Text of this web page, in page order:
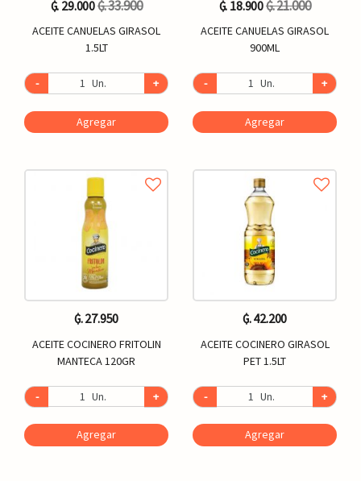
₲. 29.000₲. 33.900
ACEITE CANUELAS GIRASOL
1.5LT
- Un. +
Agregar
₲. 18.900₲. 21.000
ACEITE CANUELAS GIRASOL
900ML
- Un. +
Agregar
₲. 27.950
ACEITE COCINERO FRITOLIN
MANTECA 120GR
- Un. +
Agregar
₲. 42.200
ACEITE COCINERO GIRASOL
PET 1.5LT
- Un. +
Agregar